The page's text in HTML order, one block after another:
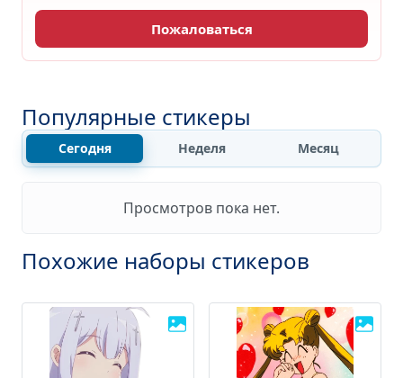
Пожаловаться
Популярные стикеры
Сегодня Неделя Месяц
Просмотров пока нет.
Похожие наборы стикеров